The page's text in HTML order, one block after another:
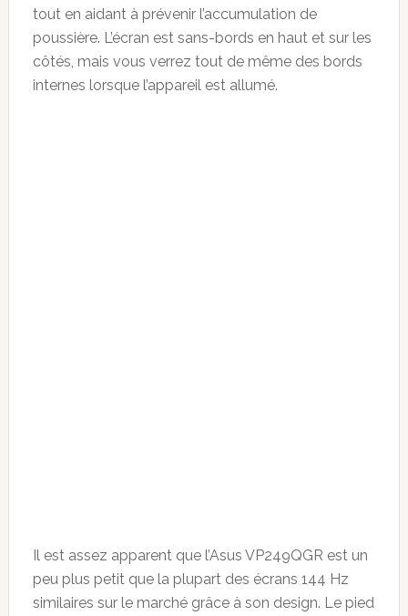
tout en aidant à prévenir l’accumulation de
poussière. L’écran est sans-bords en haut et sur les
côtés, mais vous verrez tout de même des bords
internes lorsque l’appareil est allumé.
Il est assez apparent que l’Asus VP249QGR est un
peu plus petit que la plupart des écrans 144 Hz
similaires sur le marché grâce à son design. Le pied